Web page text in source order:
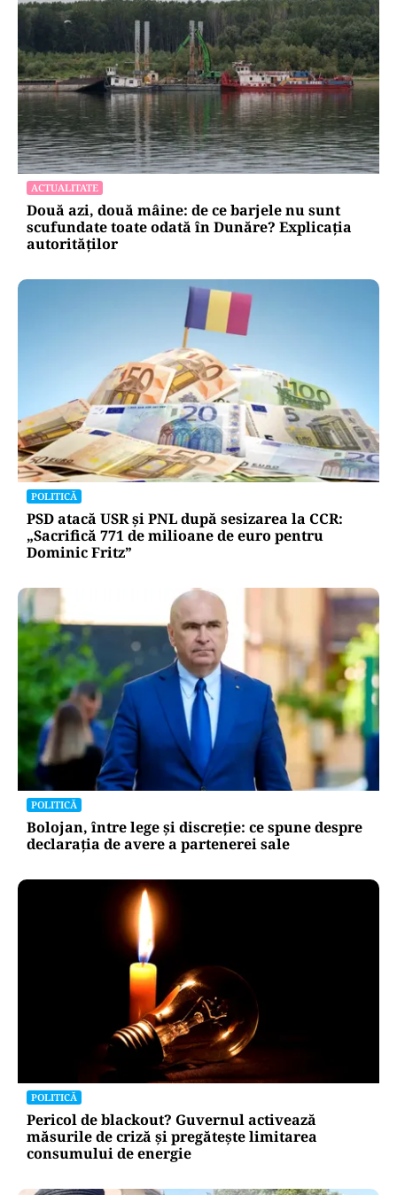
ACTUALITATE
Două azi, două mâine: de ce barjele nu sunt
scufundate toate odată în Dunăre? Explicația
autorităților
POLITICĂ
PSD atacă USR și PNL după sesizarea la CCR:
„Sacrifică 771 de milioane de euro pentru
Dominic Fritz”
POLITICĂ
Bolojan, între lege și discreție: ce spune despre
declarația de avere a partenerei sale
POLITICĂ
Pericol de blackout? Guvernul activează
măsurile de criză și pregătește limitarea
consumului de energie